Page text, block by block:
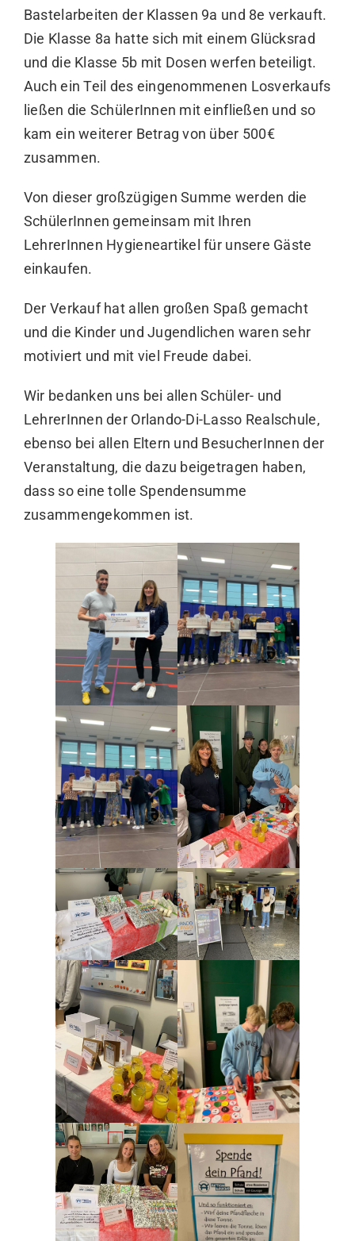
Bastelarbeiten der Klassen 9a und 8e verkauft.
Die Klasse 8a hatte sich mit einem Glücksrad
und die Klasse 5b mit Dosen werfen beteiligt.
Auch ein Teil des eingenommenen Losverkaufs
ließen die SchülerInnen mit einfließen und so
kam ein weiterer Betrag von über 500€
zusammen.
Von dieser großzügigen Summe werden die
SchülerInnen gemeinsam mit Ihren
LehrerInnen Hygieneartikel für unsere Gäste
einkaufen.
Der Verkauf hat allen großen Spaß gemacht
und die Kinder und Jugendlichen waren sehr
motiviert und mit viel Freude dabei.
Wir bedanken uns bei allen Schüler- und
LehrerInnen der Orlando-Di-Lasso Realschule,
ebenso bei allen Eltern und BesucherInnen der
Veranstaltung, die dazu beigetragen haben,
dass so eine tolle Spendensumme
zusammengekommen ist.